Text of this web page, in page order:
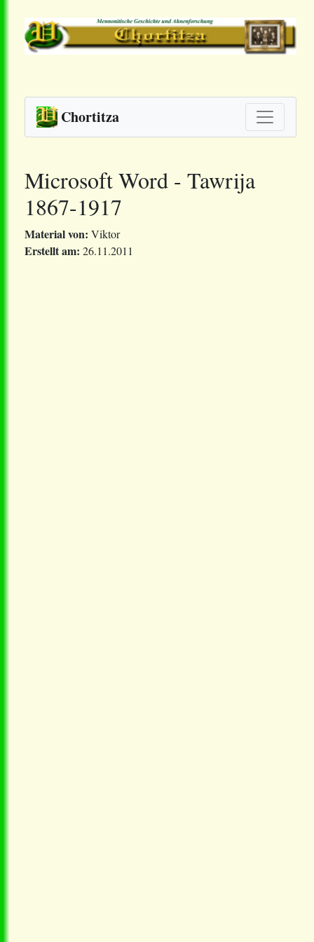
Chortitza
Microsoft Word - Tawrija
1867-1917
Material von: Viktor
Erstellt am: 26.11.2011